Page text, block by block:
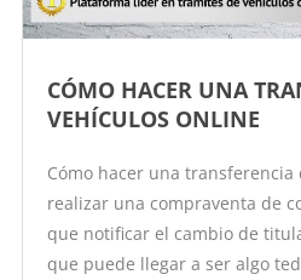
CÓMO HACER UNA
VEHÍCULOS ONLINE
Cómo hacer una
realizar una compraventa de
que notificar el cambio de
que puede llegar a ser algo